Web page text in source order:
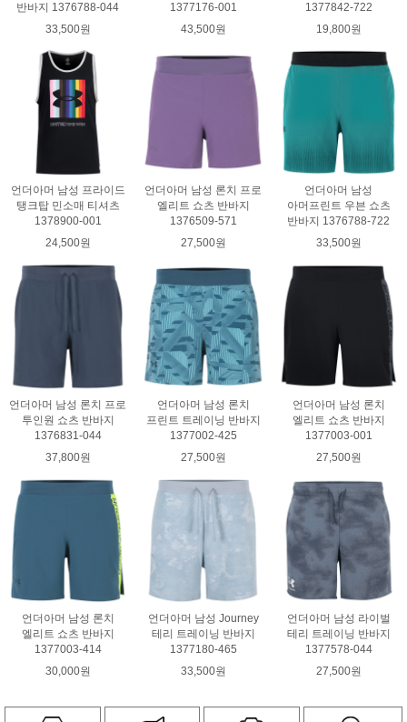
반바지 1376788-044
33,500원
1377176-001
43,500원
1377842-722
19,800원
언더아머 남성 프라이드
탱크탑 민소매 티셔츠
1378900-001
24,500원
언더아머 남성 론치 프로
엘리트 쇼츠 반바지
1376509-571
27,500원
언더아머 남성
아머프린트 우븐 쇼츠
반바지 1376788-722
33,500원
언더아머 남성 론치 프로
투인원 쇼츠 반바지
1376831-044
37,800원
언더아머 남성 론치
프린트 트레이닝 반바지
1377002-425
27,500원
언더아머 남성 론치
엘리트 쇼츠 반바지
1377003-001
27,500원
언더아머 남성 론치
엘리트 쇼츠 반바지
1377003-414
30,000원
언더아머 남성 Journey
테리 트레이닝 반바지
1377180-465
33,500원
언더아머 남성 라이벌
테리 트레이닝 반바지
1377578-044
27,500원